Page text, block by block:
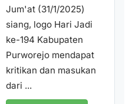
Jum'at (31/1/2025)
siang, logo Hari Jadi
ke-194 Kabupaten
Purworejo mendapat
kritikan dan masukan
dari ...